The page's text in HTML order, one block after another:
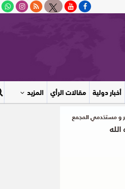
أخبار دولية مقالات الرأي المزيد